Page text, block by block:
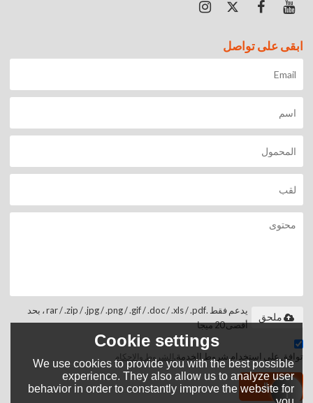
ابقى على تواصل
يدعم فقط .rar / .zip / .jpg / .png / .gif / .doc / .xls / .pdf ، بحد
أقصى 20 ميجا
ملحق
توافق على استخدام شروط الخدمة,الشروط والاحكام
إرسال
Cookie settings
We use cookies to provide you with the best possible
experience. They also allow us to analyze user
behavior in order to constantly improve the website for